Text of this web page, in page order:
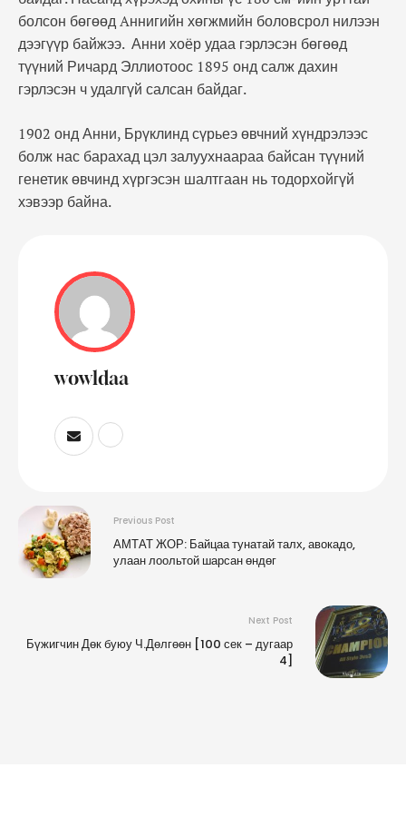
болсон бөгөөд Aннигийн хөгжмийн боловсрол нилээн
дээгүүр байжээ. Анни хоёр удаа гэрлэсэн бөгөөд
түүний Ричард Эллиотоос 1895 онд салж дахин
гэрлэсэн ч удалгүй салсан байдаг.
1902 онд Анни, Брүклинд сүрьеэ өвчний хүндрэлээс
болж нас барахад цэл залуухнаараа байсан түүний
генетик өвчинд хүргэсэн шалтгаан нь тодорхойгүй
хэвээр байна.
wowldaa
Previous Post
АМТАТ ЖОР: Байцаа тунатай талх, авокадо,
улаан лоольтой шарсан өндөг
Next Post
Бүжигчин Дөк буюу Ч.Дөлгөөн [100 сек – дугаар
4]